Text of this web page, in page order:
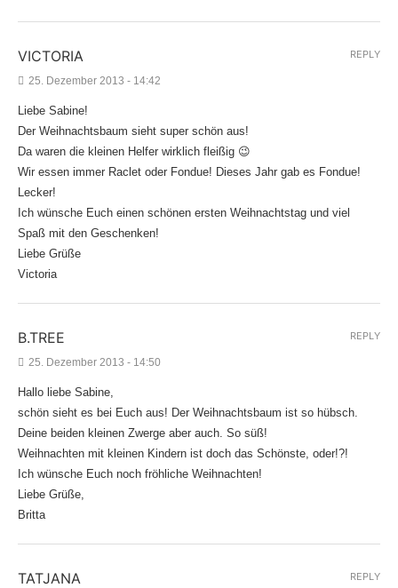
VICTORIA
25. Dezember 2013 - 14:42
Liebe Sabine!
Der Weihnachtsbaum sieht super schön aus!
Da waren die kleinen Helfer wirklich fleißig 😉
Wir essen immer Raclet oder Fondue! Dieses Jahr gab es Fondue!
Lecker!
Ich wünsche Euch einen schönen ersten Weihnachtstag und viel
Spaß mit den Geschenken!
Liebe Grüße
Victoria
REPLY
B.TREE
25. Dezember 2013 - 14:50
Hallo liebe Sabine,
schön sieht es bei Euch aus! Der Weihnachtsbaum ist so hübsch.
Deine beiden kleinen Zwerge aber auch. So süß!
Weihnachten mit kleinen Kindern ist doch das Schönste, oder!?!
Ich wünsche Euch noch fröhliche Weihnachten!
Liebe Grüße,
Britta
REPLY
TATJANA REPLY